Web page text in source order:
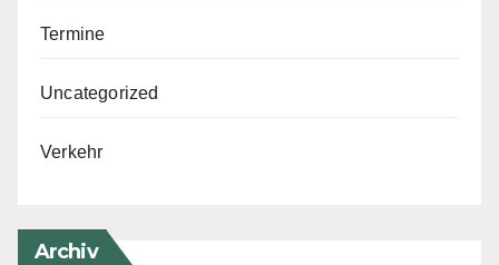
Termine
Uncategorized
Verkehr
Archiv